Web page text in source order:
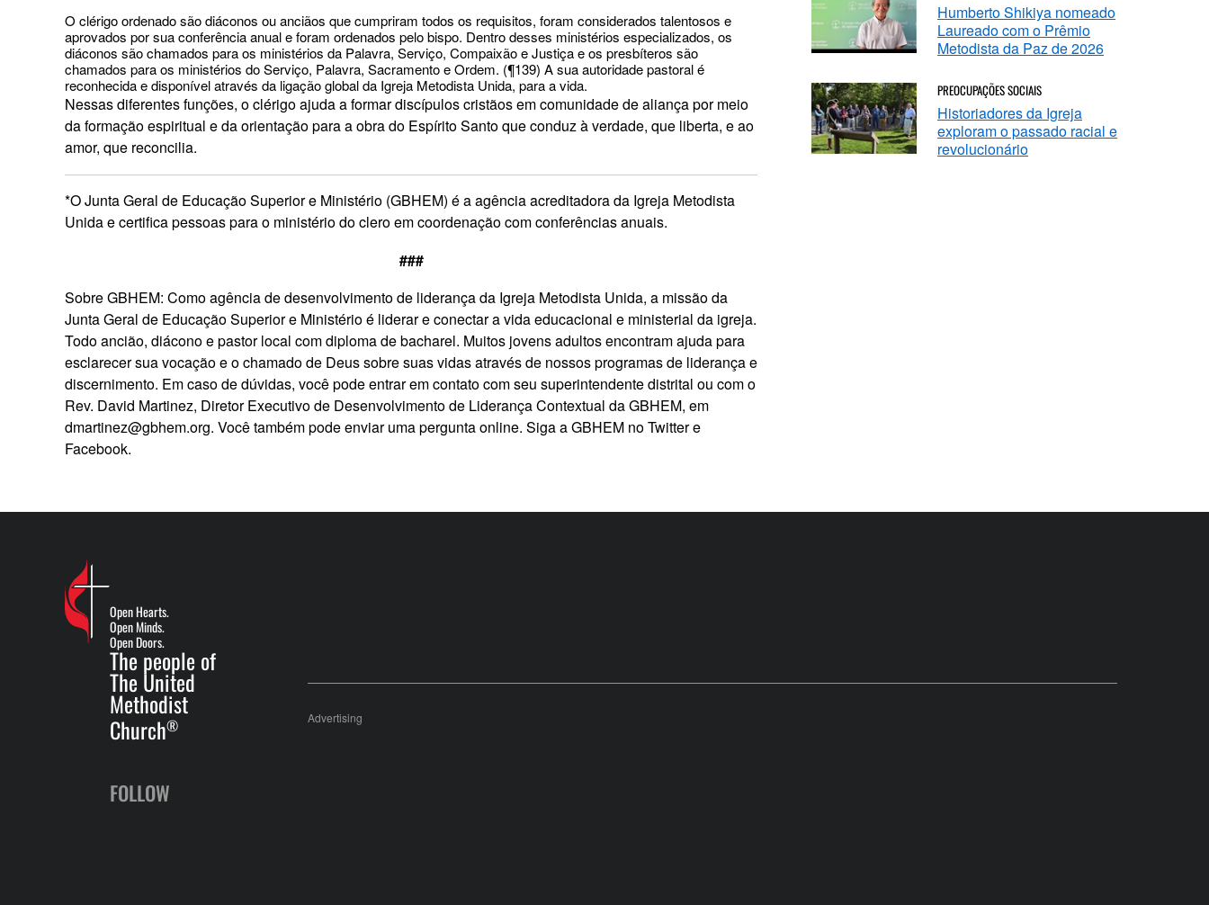
O clérigo ordenado são diáconos ou anciãos que cumpriram todos os requisitos, foram considerados talentosos e
aprovados por sua conferência anual e foram ordenados pelo bispo. Dentro desses ministérios especializados, os
diáconos são chamados para os ministérios da Palavra, Serviço, Compaixão e Justiça e os presbíteros são
chamados para os ministérios do Serviço, Palavra, Sacramento e Ordem. (¶139) A sua autoridade pastoral é
reconhecida e disponível através da ligação global da Igreja Metodista Unida, para a vida.
Nessas diferentes funções, o clérigo ajuda a formar discípulos cristãos em comunidade de aliança por meio
da formação espiritual e da orientação para a obra do Espírito Santo que conduz à verdade, que liberta, e ao
amor, que reconcilia.
*O Junta Geral de Educação Superior e Ministério (GBHEM) é a agência acreditadora da Igreja Metodista
Unida e certifica pessoas para o ministério do clero em coordenação com conferências anuais.
###
Sobre GBHEM: Como agência de desenvolvimento de liderança da Igreja Metodista Unida, a missão da
Junta Geral de Educação Superior e Ministério é liderar e conectar a vida educacional e ministerial da igreja.
Todo ancião, diácono e pastor local com diploma de bacharel. Muitos jovens adultos encontram ajuda para
esclarecer sua vocação e o chamado de Deus sobre suas vidas através de nossos programas de liderança e
discernimento. Em caso de dúvidas, você pode entrar em contato com seu superintendente distrital ou com o
Rev. David Martinez, Diretor Executivo de Desenvolvimento de Liderança Contextual da GBHEM, em
dmartinez@gbhem.org. Você também pode enviar uma pergunta online. Siga a GBHEM no Twitter e
Facebook.
Humberto Shikiya nomeado
Laureado com o Prêmio
Metodista da Paz de 2026
PREOCUPAÇÕES SOCIAIS
Historiadores da Igreja
exploram o passado racial e
revolucionário
Open Hearts.
Open Minds.
Open Doors.
The people of
The United
Methodist
Church®
FOLLOW
Advertising